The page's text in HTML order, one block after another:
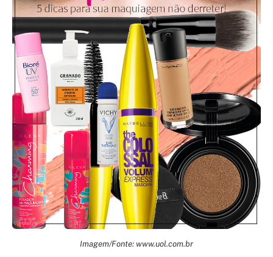
Imagem/Fonte: www.uol.com.br